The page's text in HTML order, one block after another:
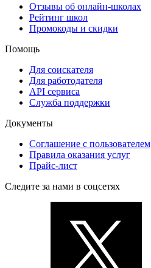
Отзывы об онлайн-школах
Рейтинг школ
Промокоды и скидки
Помощь
Для соискателя
Для работодателя
API сервиса
Служба поддержки
Документы
Соглашение с пользователем
Правила оказания услуг
Прайс-лист
Следите за нами в соцсетях